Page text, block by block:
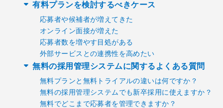
有料プランを検討するべきケース
応募者や候補者が増えてきた
オンライン面接が増えた
応募者数を増やす目処がある
外部サービスとの連携性を高めたい
無料の採用管理システムに関するよくある質問
無料プランと無料トライアルの違いは何ですか？
無料の採用管理システムでも新卒採用に使えますか？
無料でどこまで応募者を管理できますか？